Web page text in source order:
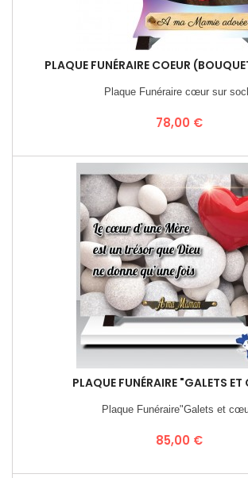
PLAQUE FUNÉRAIRE COEUR
Plaque Funéraire cœur sur
Prix
78,00 €
PLAQUE FUNÉRAIRE "GALETS
Plaque Funéraire"Galets et
Prix
85,00 €